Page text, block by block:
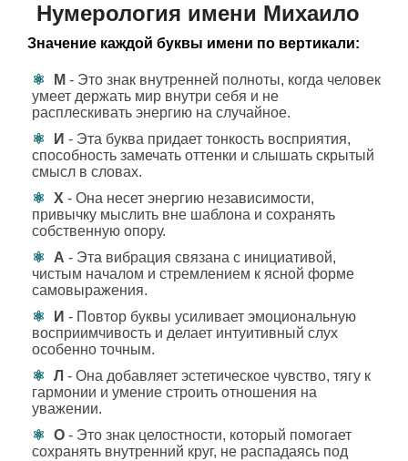
Нумерология имени Михаило
Значение каждой буквы имени по вертикали:
М - Это знак внутренней полноты, когда человек
умеет держать мир внутри себя и не
расплескивать энергию на случайное.
И - Эта буква придает тонкость восприятия,
способность замечать оттенки и слышать скрытый
смысл в словах.
Х - Она несет энергию независимости,
привычку мыслить вне шаблона и сохранять
собственную опору.
А - Эта вибрация связана с инициативой,
чистым началом и стремлением к ясной форме
самовыражения.
И - Повтор буквы усиливает эмоциональную
восприимчивость и делает интуитивный слух
особенно точным.
Л - Она добавляет эстетическое чувство, тягу к
гармонии и умение строить отношения на
уважении.
О - Это знак целостности, который помогает
сохранять внутренний круг, не распадаясь под